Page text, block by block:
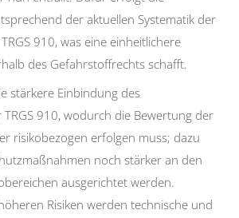
der aktuellen Systematik der
910, was eine einheitlichere
des Gefahrstoffrechts schafft.
stärkere Einbindung des
TRGS 910, wodurch die Bewertung der
risikobezogen erfolgen muss; dazu
noch stärker an den
ausgerichtet werden.
Risiken werden technische und